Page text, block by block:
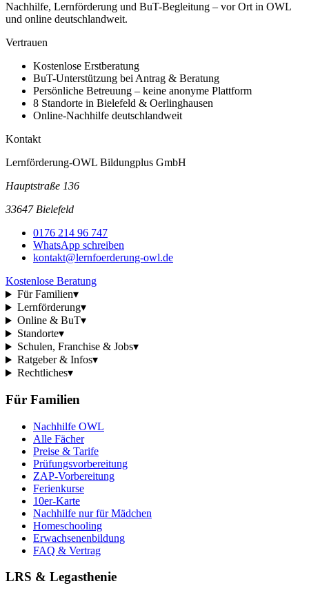
Nachhilfe, Lernförderung und BuT-Begleitung – vor Ort in OWL
und online deutschlandweit.
Vertrauen
Kostenlose Erstberatung
BuT-Unterstützung bei Antrag & Beratung
Persönliche Betreuung – keine anonyme Plattform
8 Standorte in Bielefeld & Oerlinghausen
Online-Nachhilfe deutschlandweit
Kontakt
Lernförderung-OWL Bildungplus GmbH
Hauptstraße 136
33647 Bielefeld
0176 214 96 747
WhatsApp schreiben
kontakt@lernfoerderung-owl.de
Kostenlose Beratung
Für Familien▾
Lernförderung▾
Online & BuT▾
Standorte▾
Schulen, Franchise & Jobs▾
Ratgeber & Infos▾
Rechtliches▾
Für Familien
Nachhilfe OWL
Alle Fächer
Preise & Tarife
Prüfungsvorbereitung
ZAP-Vorbereitung
Ferienkurse
10er-Karte
Nachhilfe nur für Mädchen
Homeschooling
Erwachsenenbildung
FAQ & Vertrag
LRS & Legasthenie